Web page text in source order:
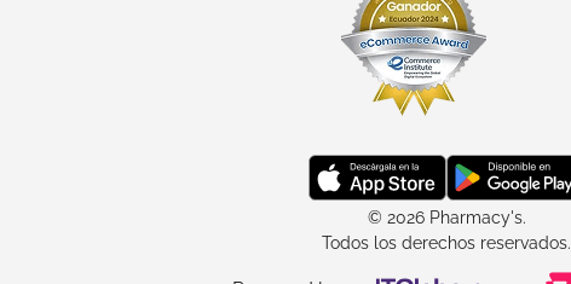
© 2026 Pharmacy's.
Todos los derechos reservados.